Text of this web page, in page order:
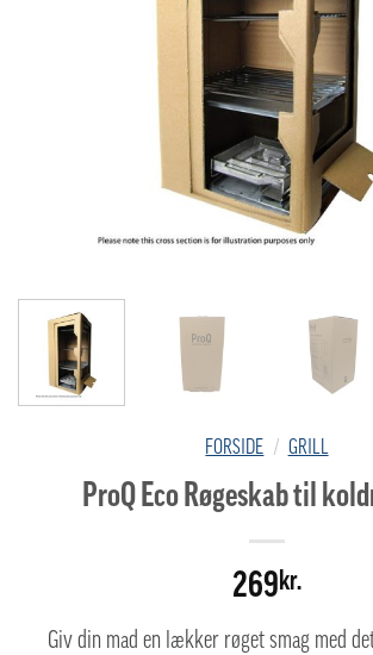
FORSIDE / GRILL
ProQ Eco Røgeskab til
269kr.
Giv din mad en lækker røget smag med